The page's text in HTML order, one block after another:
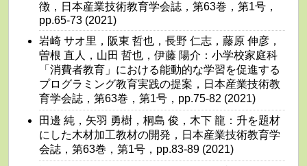
徴，日本産業技術教育学会誌，第63巻，第1号，
pp.65-73 (2021)
岩崎 サオ里，阪東 哲也，長野 仁志，藤原 伸彦，
曽根 直人，山田 哲也，伊藤 陽介：小学校家庭科
「消費者教育」における能動的な学習を促進する
プログラミング教育実践の提案，日本産業技術教
育学会誌，第63巻，第1号，pp.75-82 (2021)
田邊 純，矢羽 勇樹，桐島 俊，木下 龍：升を題材
にした木材加工教材の開発，日本産業技術教育学
会誌，第63巻，第1号，pp.83-89 (2021)